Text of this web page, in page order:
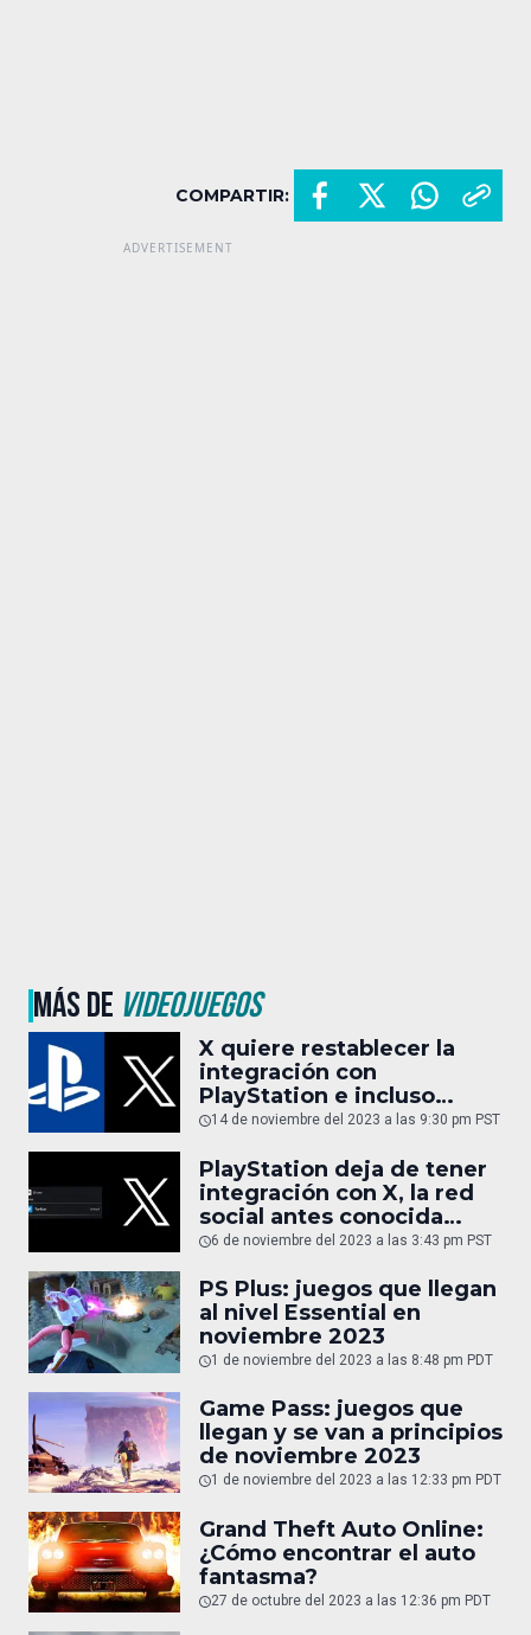
COMPARTIR:
MÁS DE VIDEOJUEGOS
X quiere restablecer la
integración con
PlayStation e incluso
permitir streaming en
14 de noviembre del 2023 a las 9:30 pm PST
PlayStation deja de tener
integración con X, la red
social antes conocida
como Twitter
6 de noviembre del 2023 a las 3:43 pm PST
PS Plus: juegos que llegan
al nivel Essential en
noviembre 2023
1 de noviembre del 2023 a las 8:48 pm PDT
Game Pass: juegos que
llegan y se van a principios
de noviembre 2023
1 de noviembre del 2023 a las 12:33 pm PDT
Grand Theft Auto Online:
¿Cómo encontrar el auto
fantasma?
27 de octubre del 2023 a las 12:36 pm PDT